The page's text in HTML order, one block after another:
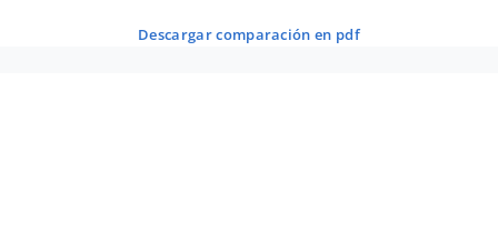
descargar comparación en pdf